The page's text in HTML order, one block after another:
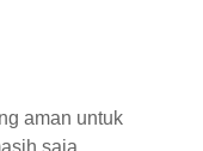
aman untuk
saja